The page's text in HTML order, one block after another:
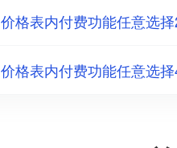
价格表内付费功能任意选
价格表内付费功能任意选